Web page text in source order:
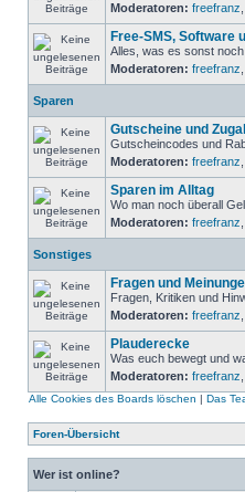
Moderatoren: freefranz
Free-SMS, Software
Alles, was es sonst
Moderatoren: freefranz
Sparen
Gutscheine und
Gutscheincodes und
Moderatoren: freefranz
Sparen im Alltag
Wo man noch überall
Moderatoren: freefranz
Sonstiges
Fragen und
Fragen, Kritiken und
Moderatoren: freefranz
Plauderecke
Was euch bewegt und
Moderatoren: freefranz
Alle Cookies des Boards löschen | Das
Foren-Übersicht
Wer ist online?